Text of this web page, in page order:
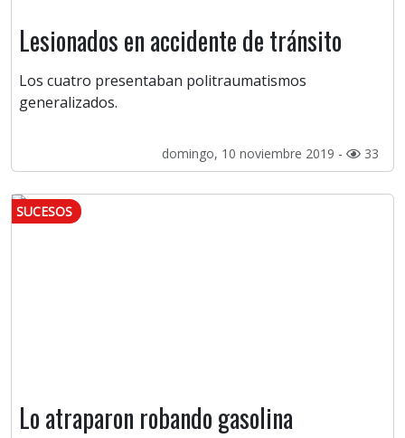
Lesionados en accidente de tránsito
Los cuatro presentaban politraumatismos
generalizados.
domingo, 10 noviembre 2019 - 33
SUCESOS
Lo atraparon robando gasolina